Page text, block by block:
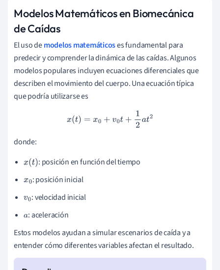
Modelos Matemáticos en Biomecánica
de Caídas
El uso demodelos matemáticoses fundamental para
predecir y comprender la dinámica de las caídas. Algunos
modelos populares incluyen ecuaciones diferenciales que
describen el movimiento del cuerpo. Una ecuación típica
que podría utilizarse es
x(t) =x0 +v 0t+12a 2
donde:
x(t) : posición en función del tiempo
x0 : posición inicial
v0: velocidad inicial
a: aceleración
Estos modelos ayudan a simular escenarios de caída y a
entender cómo diferentes variables afectan el resultado.